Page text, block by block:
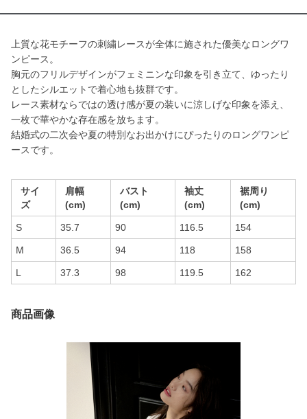
上質な花モチーフの刺繍レースが全体に施された優美なロングワ
ンピース。
胸元のフリルデザインがフェミニンな印象を引き立て、ゆったり
としたシルエットで着心地も抜群です。
レース素材ならではの透け感が夏の装いに涼しげな印象を添え、
一枚で華やかな存在感を放ちます。
結婚式の二次会や夏の特別なお出かけにぴったりのロングワンピ
ースです。
サイ
ズ
肩幅
(cm)
バスト
(cm)
袖丈
(cm)
裾周り
(cm)
S 35.7 90 116.5 154
M 36.5 94 118 158
L 37.3 98 119.5 162
商品画像